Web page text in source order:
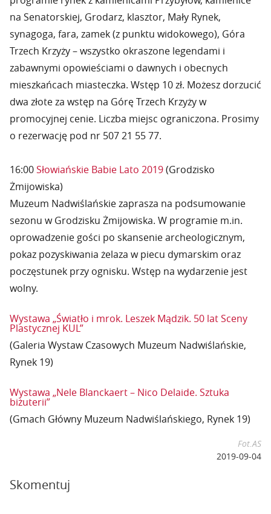
na Senatorskiej, Grodarz, klasztor, Mały Rynek,
synagoga, fara, zamek (z punktu widokowego), Góra
Trzech Krzyży – wszystko okraszone legendami i
zabawnymi opowieściami o dawnych i obecnych
mieszkańcach miasteczka. Wstęp 10 zł. Możesz dorzucić
dwa złote za wstęp na Górę Trzech Krzyży w
promocyjnej cenie. Liczba miejsc ograniczona. Prosimy
o rezerwację pod nr 507 21 55 77.
16:00Słowiańskie Babie Lato 2019(Grodzisko
Żmijowiska)
Muzeum Nadwiślańskie zaprasza na podsumowanie
sezonu w Grodzisku Żmijowiska. W programie m.in.
oprowadzenie gości po skansenie archeologicznym,
pokaz pozyskiwania żelaza w piecu dymarskim oraz
poczęstunek przy ognisku. Wstęp na wydarzenie jest
wolny.
Wystawa „Światło i mrok. Leszek Mądzik. 50 lat Sceny
Plastycznej KUL”
(Galeria Wystaw Czasowych Muzeum Nadwiślańskie,
Rynek 19)
Wystawa „Nele Blanckaert – Nico Delaide. Sztuka
biżuterii”
(Gmach Główny Muzeum Nadwiślańskiego, Rynek 19)
Fot.AS
2019-09-04
Skomentuj